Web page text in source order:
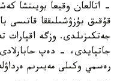
- اتالعان وقيعا بويىنشا
قۇقىق بۇزۋشىلىققا قاتىسى
جەتكىزىلدى. وزگە اقپارات
جاتپايدى، - دەپ حابارلادى
رەسمي وكىلى مەيىرىم